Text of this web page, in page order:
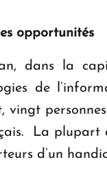
opportunités
dans la
de
vingt
La plupart
d’un